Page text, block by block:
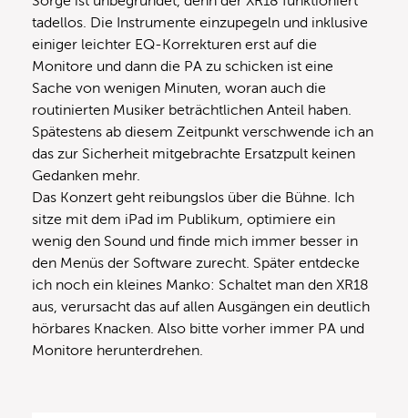
tadellos. Die Instrumente einzupegeln und inklusive
einiger leichter EQ-Korrekturen erst auf die
Monitore und dann die PA zu schicken ist eine
Sache von wenigen Minuten, woran auch die
routinierten Musiker beträchtlichen Anteil haben.
Spätestens ab diesem Zeitpunkt verschwende ich an
das zur Sicherheit mitgebrachte Ersatzpult keinen
Gedanken mehr.
Das Konzert geht reibungslos über die Bühne. Ich
sitze mit dem iPad im Publikum, optimiere ein
wenig den Sound und finde mich immer besser in
den Menüs der Software zurecht. Später entdecke
ich noch ein kleines Manko: Schaltet man den XR18
aus, verursacht das auf allen Ausgängen ein deutlich
hörbares Knacken. Also bitte vorher immer PA und
Monitore herunterdrehen.